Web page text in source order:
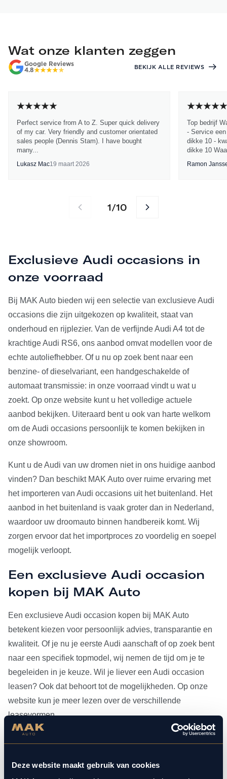
Deze website maakt gebruik van cookies
Wat onze klanten zeggen
Google Reviews
4.8
BEKIJK ALLE REVIEWS
Perfect service from A to Z. Super quick delivery
of my car. Very friendly and customer orientated
sales people (Dennis Stam). I have bought
many...
Lukasz Mac19 maart 2026
Top bedrijf
- Service
dikke 10 -
dikke 10
Ramon
1/10
Exclusieve Audi occasions in
onze voorraad
Bij MAK Auto bieden wij een selectie van exclusieve Audi
occasions die zijn uitgekozen op kwaliteit, staat van
onderhoud en rijplezier. Van de verfijnde Audi A4 tot de
krachtige Audi RS6, ons aanbod omvat modellen voor de
echte autoliefhebber. Of u nu op zoek bent naar een
benzine- of dieselvariant, een handgeschakelde of
automaat transmissie: in onze voorraad vindt u wat u
zoekt. Op onze website kunt u het volledige actuele
aanbod bekijken. Uiteraard bent u ook van harte welkom
om de Audi occasions persoonlijk te komen bekijken in
onze showroom.
Kunt u de Audi van uw dromen niet in ons huidige aanbod
vinden? Dan beschikt MAK Auto over ruime ervaring met
het importeren van Audi occasions uit het buitenland. Het
aanbod in het buitenland is vaak groter dan in Nederland,
waardoor uw droomauto binnen handbereik komt. Wij
zorgen ervoor dat het importproces zo voordelig en soepel
mogelijk verloopt.
Een exclusieve Audi occasion
kopen bij MAK Auto
Een exclusieve Audi occasion kopen bij MAK Auto
betekent kiezen voor persoonlijk advies, transparantie en
kwaliteit. Of je nu je eerste Audi aanschaft of op zoek bent
naar een specifiek topmodel, wij nemen de tijd om je te
begeleiden in je keuze. Wil je liever een Audi occasion
leasen? Ook dat behoort tot de mogelijkheden. Op onze
website kun je meer lezen over de verschillende
leasevormen.
Heb je je Audi occasion eenmaal gevonden, dan kun je
aangesloten bij Bosch Car Service, beschikken onze